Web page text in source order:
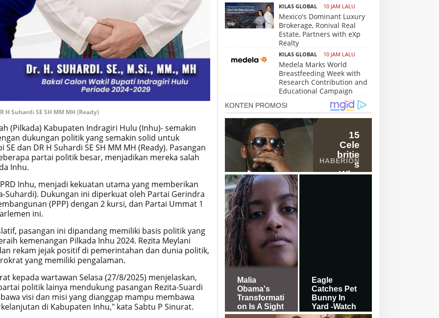
Suhardi SE SH MM MH (Ready)
(Pilkada) Kabupaten Indragiri Hulu (Inhu)- semakin
dukungan politik yang semakin solid untuk
dan DR H Suhardi SE SH MM MH (Ready). Pasangan
partai politik besar, menjadikan mereka salah
Inhu.
Inhu, menjadi kekuatan utama yang memberikan
Suhardi). Dukungan ini diperkuat oleh Partai Gerindra
(PPP) dengan 2 kursi, dan Partai Ummat 1
ini.
pasangan ini dipandang memiliki basis politik yang
kemenangan Pilkada Inhu 2024. Rezita Meylani
rekam jejak positif di pemerintahan dan dunia politik,
yang memiliki pengalaman.
kepada wartawan Selasa (27/8/2025) menjelaskan,
politik lainya mendukung pasangan Rezita-Suardi
visi dan misi yang dianggap mampu membawa
di Kabupaten Inhu," kata Sabtu P Sinurat.
KILAS GLOBAL 10 JAM LALU
Mexico's Dominant Luxury
Brokerage, Ronival Real
Estate, Partners with eXp
Realty
KILAS GLOBAL 10 JAM LALU
Medela Marks World
Breastfeeding Week with
Research Contribution and
Educational Campaign